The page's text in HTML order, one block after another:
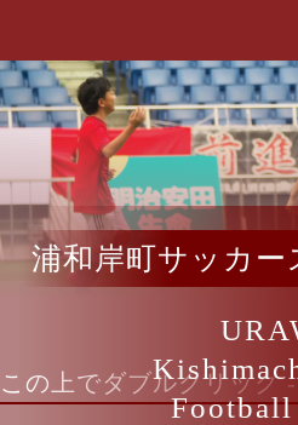
浦和岸町サッカー
Football
この上でダブルクリック -